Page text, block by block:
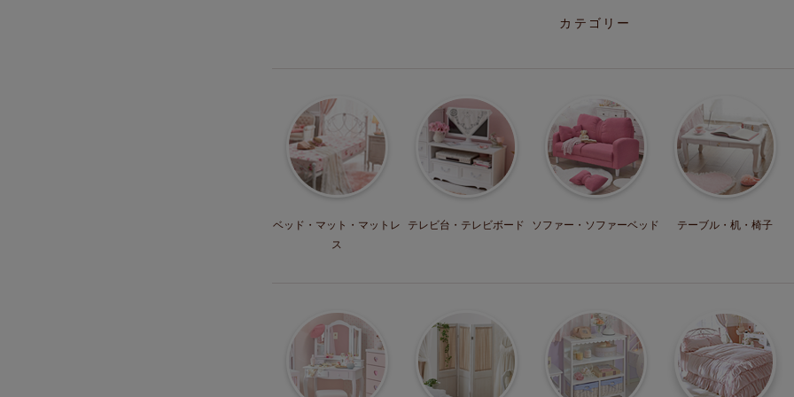
カテゴリー
ベッド・マット ・マットレ
ス
テレビ台・ テレビボード ソファー・ ソファーベッド テーブル・机・ 椅子